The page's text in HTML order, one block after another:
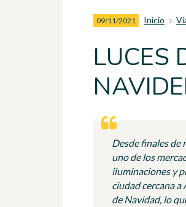
09/11/2021 Inicio
LUCES
Desde finales de
uno de los
iluminaciones y
ciudad cercana a
de Navidad, lo